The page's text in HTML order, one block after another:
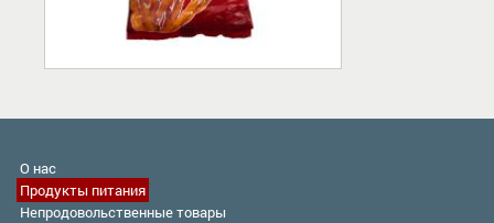
О нас
Продукты питания
Непродовольственные товары